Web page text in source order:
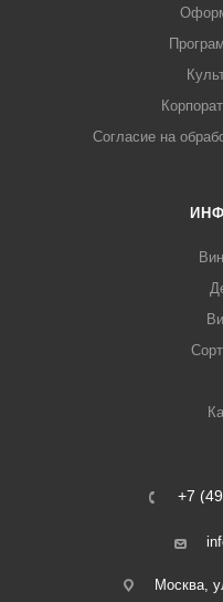
Согласие на
+7
Москва,